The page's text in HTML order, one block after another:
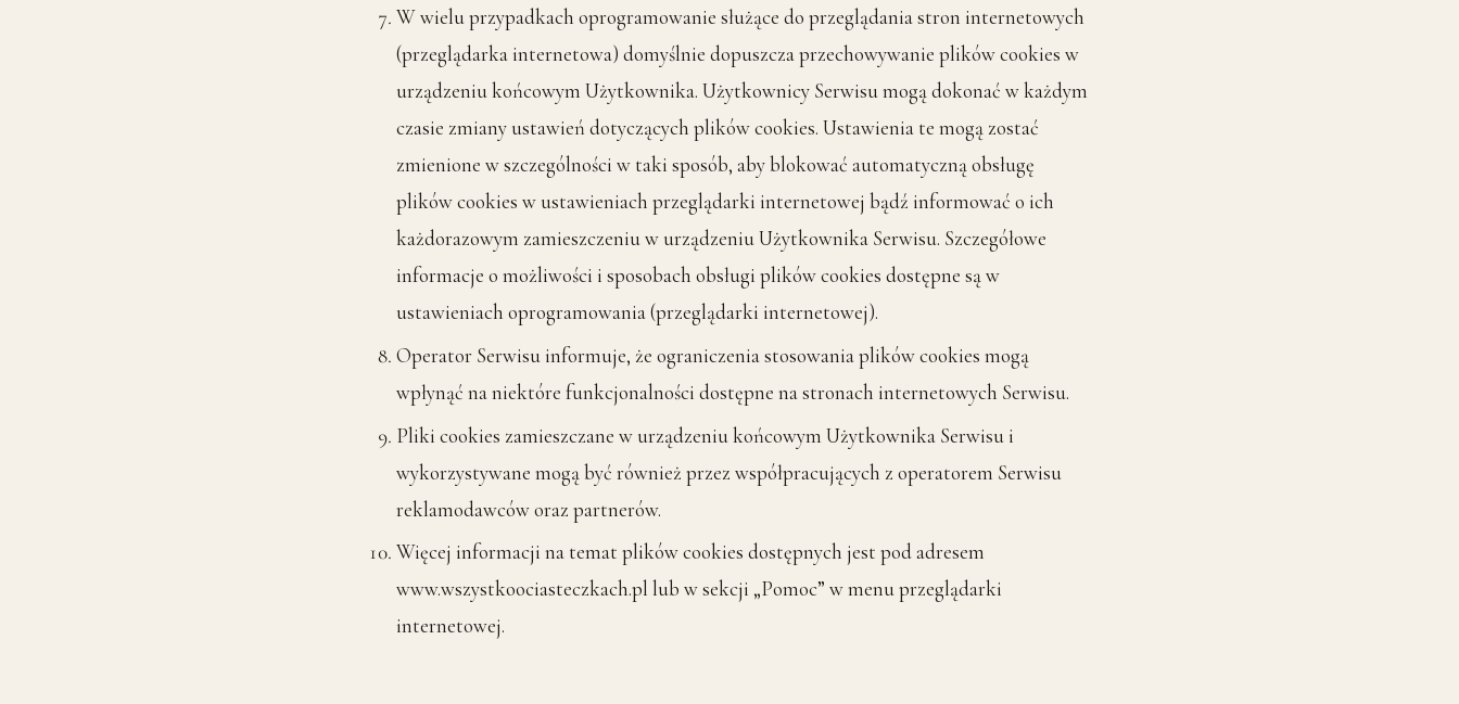
W wielu przypadkach oprogramowanie służące do przeglądania stron internetowych
(przeglądarka internetowa) domyślnie dopuszcza przechowywanie plików cookies w
urządzeniu końcowym Użytkownika. Użytkownicy Serwisu mogą dokonać w każdym
czasie zmiany ustawień dotyczących plików cookies. Ustawienia te mogą zostać
zmienione w szczególności w taki sposób, aby blokować automatyczną obsługę
plików cookies w ustawieniach przeglądarki internetowej bądź informować o ich
każdorazowym zamieszczeniu w urządzeniu Użytkownika Serwisu. Szczegółowe
informacje o możliwości i sposobach obsługi plików cookies dostępne są w
ustawieniach oprogramowania (przeglądarki internetowej).
Operator Serwisu informuje, że ograniczenia stosowania plików cookies mogą
wpłynąć na niektóre funkcjonalności dostępne na stronach internetowych Serwisu.
Pliki cookies zamieszczane w urządzeniu końcowym Użytkownika Serwisu i
wykorzystywane mogą być również przez współpracujących z operatorem Serwisu
reklamodawców oraz partnerów.
Więcej informacji na temat plików cookies dostępnych jest pod adresem
www.wszystkoociasteczkach.pl lub w sekcji „Pomoc” w menu przeglądarki
internetowej.